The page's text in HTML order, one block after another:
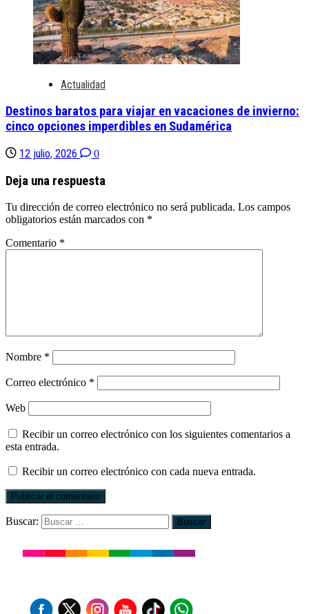
Actualidad
Destinos baratos para viajar en vacaciones de invierno:
cinco opciones imperdibles en Sudamérica
12 julio, 2026 0
Deja una respuesta
Tu dirección de correo electrónico no será publicada. Los campos
obligatorios están marcados con *
Comentario *
Nombre *
Correo electrónico *
Web
Recibir un correo electrónico con los siguientes comentarios a
esta entrada.
Recibir un correo electrónico con cada nueva entrada.
Buscar: